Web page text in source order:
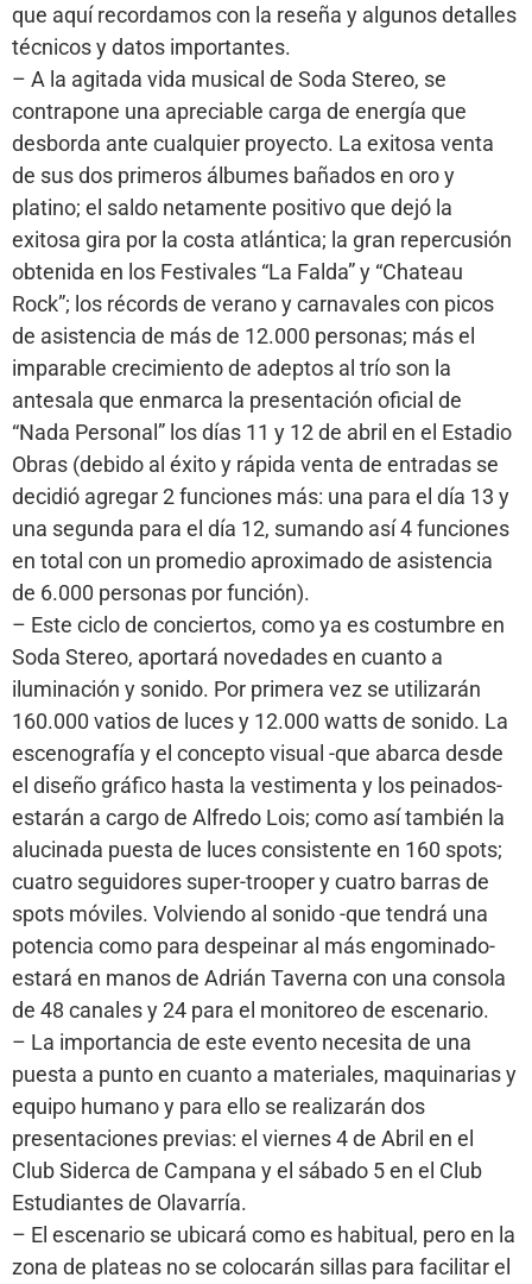
que aquí recordamos con la reseña y algunos detalles
técnicos y datos importantes.
– A la agitada vida musical de Soda Stereo, se
contrapone una apreciable carga de energía que
desborda ante cualquier proyecto. La exitosa venta
de sus dos primeros álbumes bañados en oro y
platino; el saldo netamente positivo que dejó la
exitosa gira por la costa atlántica; la gran repercusión
obtenida en los Festivales “La Falda” y “Chateau
Rock”; los récords de verano y carnavales con picos
de asistencia de más de 12.000 personas; más el
imparable crecimiento de adeptos al trío son la
antesala que enmarca la presentación oficial de
“Nada Personal” los días 11 y 12 de abril en el Estadio
Obras (debido al éxito y rápida venta de entradas se
decidió agregar 2 funciones más: una para el día 13 y
una segunda para el día 12, sumando así 4 funciones
en total con un promedio aproximado de asistencia
de 6.000 personas por función).
– Este ciclo de conciertos, como ya es costumbre en
Soda Stereo, aportará novedades en cuanto a
iluminación y sonido. Por primera vez se utilizarán
160.000 vatios de luces y 12.000 watts de sonido. La
escenografía y el concepto visual -que abarca desde
el diseño gráfico hasta la vestimenta y los peinados-
estarán a cargo de Alfredo Lois; como así también la
alucinada puesta de luces consistente en 160 spots;
cuatro seguidores super-trooper y cuatro barras de
spots móviles. Volviendo al sonido -que tendrá una
potencia como para despeinar al más engominado-
estará en manos de Adrián Taverna con una consola
de 48 canales y 24 para el monitoreo de escenario.
– La importancia de este evento necesita de una
puesta a punto en cuanto a materiales, maquinarias y
equipo humano y para ello se realizarán dos
presentaciones previas: el viernes 4 de Abril en el
Club Siderca de Campana y el sábado 5 en el Club
Estudiantes de Olavarría.
– El escenario se ubicará como es habitual, pero en la
zona de plateas no se colocarán sillas para facilitar el